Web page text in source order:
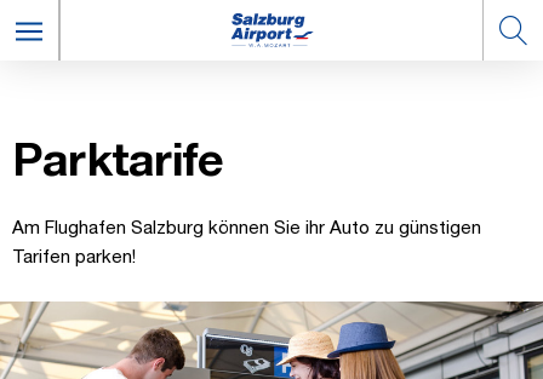
Park­ta­ri­fe
Am Flughafen Salzburg können Sie ihr Auto zu günstigen
Tarifen parken!